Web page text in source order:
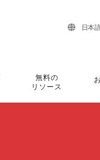
日本
無料の
リソース